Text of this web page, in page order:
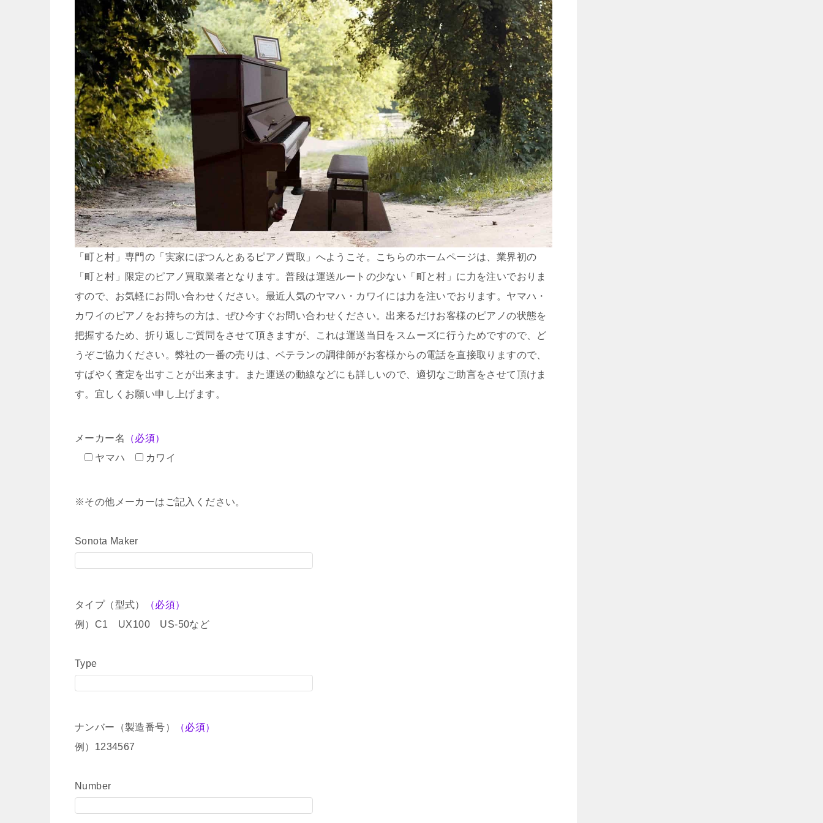
「町と村」専門の「実家にぽつんとあるピアノ買取」へようこそ。こちらのホームページは、業界初の
「町と村」限定のピアノ買取業者となります。普段は運送ルートの少ない「町と村」に力を注いでおりま
すので、お気軽にお問い合わせください。最近人気のヤマハ・カワイには力を注いでおります。ヤマハ・
カワイのピアノをお持ちの方は、ぜひ今すぐお問い合わせください。出来るだけお客様のピアノの状態を
把握するため、折り返しご質問をさせて頂きますが、これは運送当日をスムーズに行うためですので、ど
うぞご協力ください。弊社の一番の売りは、ベテランの調律師がお客様からの電話を直接取りますので、
すばやく査定を出すことが出来ます。また運送の動線などにも詳しいので、適切なご助言をさせて頂けま
す。宜しくお願い申し上げます。
メーカー名
（必須）
ヤマハ
カワイ
※その他メーカーはご記入ください。
Sonota Maker
タイプ（型式）
（必須）
例）C1 UX100 US-50など
Type
ナンバー（製造番号）
（必須）
例）1234567
Number